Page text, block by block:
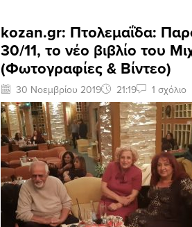
kozan.gr: Πτολεμαΐδα:
30/11, το νέο βιβλίο του
(Φωτογραφίες & Βίντεο)
30 Νοεμβρίου 2019 21:19 1 σχόλιο